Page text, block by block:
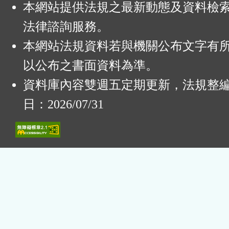
本網站提供法規之最新動態及資料檢
法律諮詢服務。
本網站法規資料若與機關公布文字有
以公布之書面資料為準。
資料庫內容雙週五定期更新，法規整
日：2026/07/31